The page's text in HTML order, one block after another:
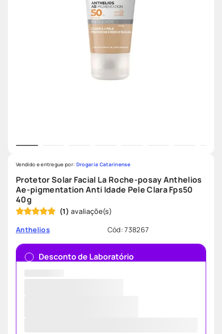
Protetor Solar Facial La Roche-posay Anthelios
Ae-pigmentation Anti Idade Pele Clara Fps50
40g
(1)
Anthelios
Cód:738267
Vendido e entregue por: Drogaria Catarinense
Desconto de Laboratório